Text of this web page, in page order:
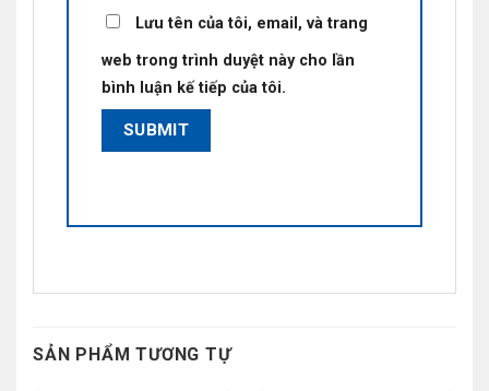
Lưu tên của tôi, email, và trang
web trong trình duyệt này cho lần
bình luận kế tiếp của tôi.
SẢN PHẨM TƯƠNG TỰ